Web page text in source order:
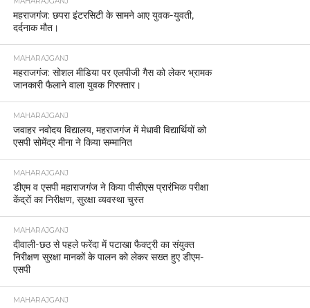
महराजगंज: छपरा इंटरसिटी के सामने आए युवक-युवती,
दर्दनाक मौत।
MAHARAJGANJ
महराजगंज: सोशल मीडिया पर एलपीजी गैस को लेकर भ्रामक
जानकारी फैलाने वाला युवक गिरफ्तार।
MAHARAJGANJ
जवाहर नवोदय विद्यालय, महराजगंज में मेधावी विद्यार्थियों को
एसपी सोमेंद्र मीना ने किया सम्मानित
MAHARAJGANJ
डीएम व एसपी महाराजगंज ने किया पीसीएस प्रारंभिक परीक्षा
केंद्रों का निरीक्षण, सुरक्षा व्यवस्था चुस्त
MAHARAJGANJ
दीवाली-छठ से पहले फरेंदा में पटाखा फैक्ट्री का संयुक्त
निरीक्षण सुरक्षा मानकों के पालन को लेकर सख्त हुए डीएम-
एसपी
MAHARAJGANJ